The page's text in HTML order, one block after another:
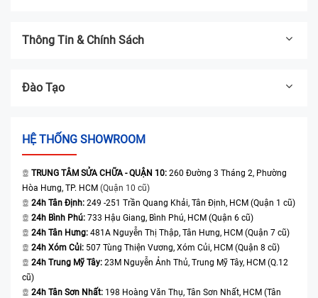
Thông Tin & Chính Sách
Đào Tạo
HỆ THỐNG SHOWROOM
TRUNG TÂM SỬA CHỮA - QUẬN 10: 260 Đường 3 Tháng 2, Phường
Hòa Hưng, TP. HCM (Quận 10 cũ)
24h Tân Định: 249 -251 Trần Quang Khải, Tân Định, HCM (Quận 1 cũ)
24h Bình Phú: 733 Hậu Giang, Bình Phú, HCM (Quận 6 cũ)
24h Tân Hưng: 481A Nguyễn Thị Thập, Tân Hưng, HCM (Quận 7 cũ)
24h Xóm Củi: 507 Tùng Thiện Vương, Xóm Củi, HCM (Quận 8 cũ)
24h Trung Mỹ Tây: 23M Nguyễn Ảnh Thủ, Trung Mỹ Tây, HCM (Q.12
cũ)
24h Tân Sơn Nhất: 198 Hoàng Văn Thụ, Tân Sơn Nhất, HCM (Tân